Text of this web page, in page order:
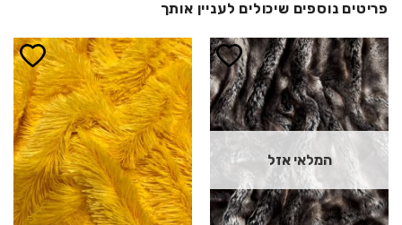
פריטים נוספים שיכולים לעניין אותך
הוסף ל
WISHLIST
המלאי אזל
הוסף ל
WISHLIST